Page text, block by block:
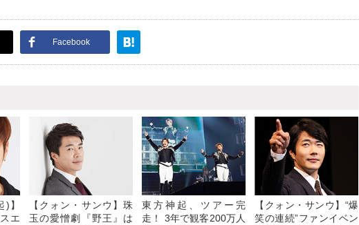
Facebook
】
エ
【クォン・サンウ】珠
玉の愛憎劇『野王』は
東方神起、ツアー完
走！ 3年で観客200万人
【クォン・サンウ】“爆
笑の連続”ファンイベン